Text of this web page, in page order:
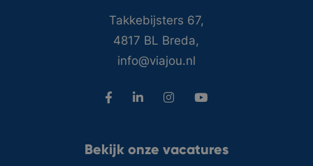
Takkebijsters 67,
4817 BL Breda,
info@viajou.nl
Bekijk onze vacatures